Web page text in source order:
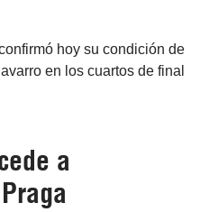
hoy su condición de
en los cuartos de final
a